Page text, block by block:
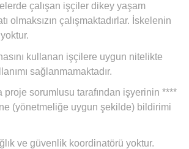
çalışan işçiler dikey yaşam
olmaksızın çalışmaktadırlar. İskelenin
kullanan işçilere uygun nitelikte
sağlanmamaktadır.
proje sorumlusu tarafından işyerinin ****
(yönetmeliğe uygun şekilde) bildirimi
ve güvenlik koordinatörü yoktur.